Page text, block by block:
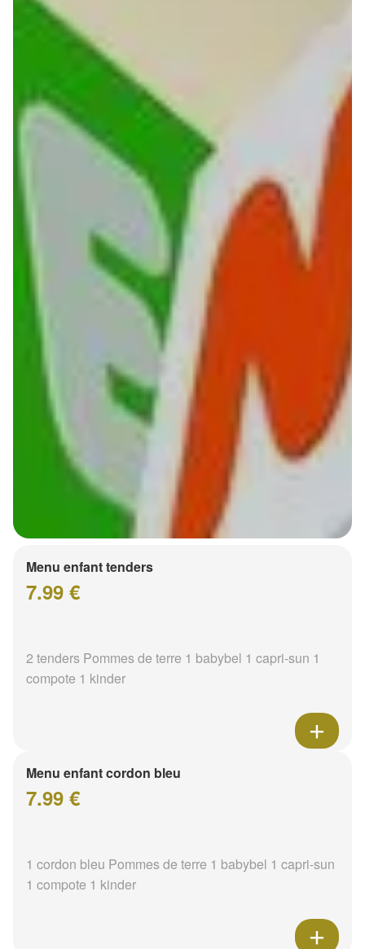
Menu enfant tenders
7.99 €
2 tenders Pommes de terre 1 babybel 1 capri-sun 1
compote 1 kinder
Menu enfant cordon bleu
7.99 €
1 cordon bleu Pommes de terre 1 babybel 1 capri-sun
1 compote 1 kinder